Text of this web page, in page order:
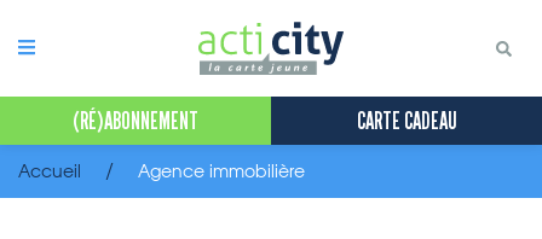
(RÉ)ABONNEMENT CARTE CADEAU
Accueil Agence immobilière